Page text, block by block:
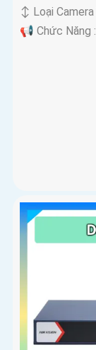
↕️ Loại Camera
️📢 Chức Năng :